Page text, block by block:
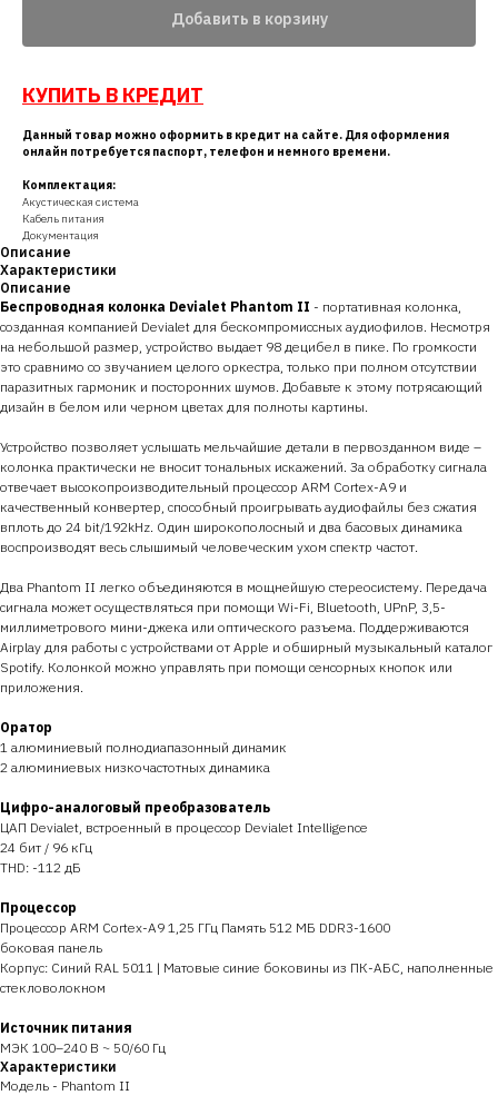
Добавить в корзину
КУПИТЬ В КРЕДИТ
Данный товар можно оформить в кредит на сайте. Для оформления
онлайн потребуется паспорт, телефон и немного времени.
Комплектация:
Акустическая система
Кабель питания
Документация
Описание
Характеристики
Описание
Беспроводная колонка Devialet Phantom II - портативная колонка,
созданная компанией Devialet для бескомпромиссных аудиофилов. Несмотря
на небольшой размер, устройство выдает 98 децибел в пике. По громкости
это сравнимо со звучанием целого оркестра, только при полном отсутствии
паразитных гармоник и посторонних шумов. Добавьте к этому потрясающий
дизайн в белом или черном цветах для полноты картины.
Устройство позволяет услышать мельчайшие детали в первозданном виде –
колонка практически не вносит тональных искажений. За обработку сигнала
отвечает высокопроизводительный процессор ARM Cortex-A9 и
качественный конвертер, способный проигрывать аудиофайлы без сжатия
вплоть до 24 bit/192kHz. Один широкополосный и два басовых динамика
воспроизводят весь слышимый человеческим ухом спектр частот.
Два Phantom II легко объединяются в мощнейшую стереосистему. Передача
сигнала может осуществляться при помощи Wi-Fi, Bluetooth, UPnP, 3,5-
миллиметрового мини-джека или оптического разъема. Поддерживаются
Airplay для работы с устройствами от Apple и обширный музыкальный каталог
Spotify. Колонкой можно управлять при помощи сенсорных кнопок или
приложения.
Оратор
1 алюминиевый полнодиапазонный динамик
2 алюминиевых низкочастотных динамика
Цифро-аналоговый преобразователь
ЦАП Devialet, встроенный в процессор Devialet Intelligence
24 бит / 96 кГц
THD: -112 дБ
Процессор
Процессор ARM Cortex-A9 1,25 ГГц Память 512 МБ DDR3-1600
боковая панель
Корпус: Синий RAL 5011 | Матовые синие боковины из ПК-АБС, наполненные
стекловолокном
Источник питания
МЭК 100–240 В ~ 50/60 Гц
Характеристики
Модель - Phantom II